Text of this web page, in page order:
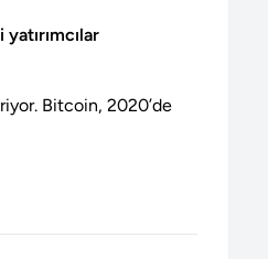
Bitcoin, 2020’de